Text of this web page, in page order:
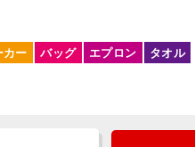
カー バッグ エプロン タオル